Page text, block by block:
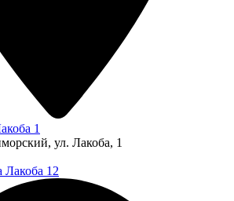
1
ул. Лакоба, 1